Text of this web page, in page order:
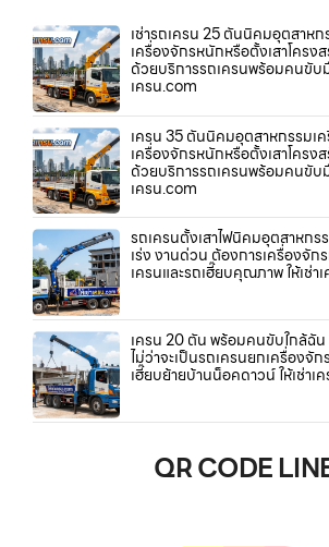
เช่ารถเครน 25 ตันนิคมอุตสาห
เครื่องจักรหนักหรือตั้งเสาโครงส
ด้วยบริการรถเครนพร้อมคนขับมื
เครน.com
เครน 35 ตันนิคมอุตสาหกรรม
เครื่องจักรหนักหรือตั้งเสาโครงส
ด้วยบริการรถเครนพร้อมคนขับมื
เครน.com
รถเครนตั้งเสาไฟนิคมอุตสาหก
เร่ง งานด่วน ต้องการเครื่องจัก
เครนและรถเฮี๊ยบคุณภาพ ให้เช่า
เครน 20 ตัน พร้อมคนขับใกล้ฉั
ไม่ว่าจะเป็นรถเครนยกเครื่องจั
เฮี๊ยบย้ายบ้านน็อคดาวน์ ให้เช่าเ
QR CODE